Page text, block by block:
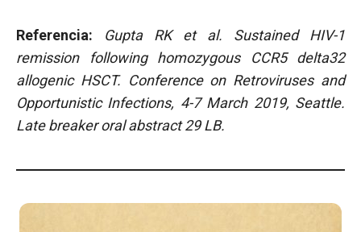
Referencia: Gupta RK et al. Sustained HIV-1
remission following homozygous CCR5 delta32
allogenic HSCT. Conference on Retroviruses and
Opportunistic Infections, 4-7 March 2019, Seattle.
Late breaker oral abstract 29 LB.